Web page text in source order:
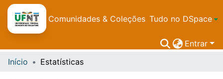
Comunidades & Coleções Tudo no DSpace
Entrar
Início
Estatísticas